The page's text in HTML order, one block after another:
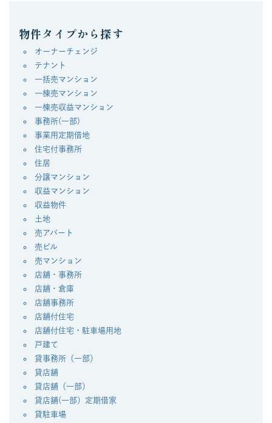
物件タイプから探す
オーナーチェンジ
テナント
一括売マンション
一棟売マンション
一棟売収益マンション
事務所(一部)
事業用定期借地
住宅付事務所
住居
分譲マンション
収益マンション
収益物件
土地
売アパート
売ビル
売マンション
店舗・事務所
店舗・倉庫
店舗事務所
店舗付住宅
店舗付住宅・駐車場用地
戸建て
貸事務所（一部）
貸店舗
貸店舗（一部）
貸店舗(一部）定期借家
貸駐車場